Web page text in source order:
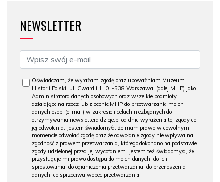
NEWSLETTER
Oświadczam, że wyrażam zgodę oraz upoważniam Muzeum
Historii Polski, ul. Gwardii 1, 01-538 Warszawa, (dalej MHP) jako
Administratora danych osobowych oraz wszelkie podmioty
działające na rzecz lub zlecenie MHP do przetwarzania moich
danych osob. (e-mail) w zakresie i celach niezbędnych do
otrzymywania newslettera dzieje.pl od dnia wyrażenia tej zgody do
jej odwołania. Jestem świadomy/a, że mam prawo w dowolnym
momencie odwołać zgodę oraz że odwołanie zgody nie wpływa na
zgodność z prawem przetwarzania, którego dokonano na podstawie
zgody udzielonej przed jej wycofaniem. Jestem też świadomy/a, że
przysługuje mi prawo dostępu do moich danych, do ich
sprostowania, do ograniczenia przetwarzania, do przenoszenia
danych, do sprzeciwu wobec przetwarzania.